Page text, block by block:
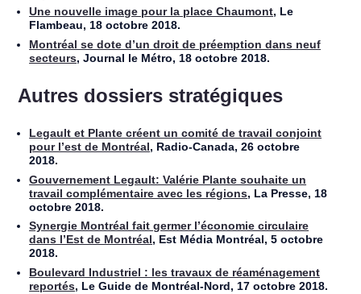
Une nouvelle image pour la place Chaumont, Le
Flambeau, 18 octobre 2018.
Montréal se dote d’un droit de préemption dans neuf
secteurs, Journal le Métro, 18 octobre 2018.
Autres dossiers stratégiques
Legault et Plante créent un comité de travail conjoint
pour l’est de Montréal , Radio-Canada, 26 octobre
2018.
Gouvernement Legault: Valérie Plante souhaite un
travail complémentaire avec les régions, La Presse, 18
octobre 2018.
Synergie Montréal fait germer l’économie circulaire
dans l’Est de Montréal , Est Média Montréal, 5 octobre
2018.
Boulevard Industriel : les travaux de réaménagement
reportés, Le Guide de Montréal-Nord, 17 octobre 2018.